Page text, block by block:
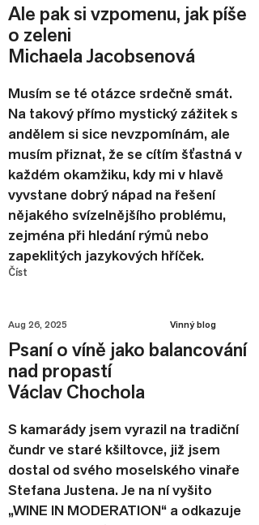
Ale pak si vzpomenu, jak píše
o zeleni
Michaela Jacobsenová
Musím se té otázce srdečně smát.
Na takový přímo mystický zážitek s
andělem si sice nevzpomínám, ale
musím přiznat, že se cítím šťastná v
každém okamžiku, kdy mi v hlavě
vyvstane dobrý nápad na řešení
nějakého svízelnějšího problému,
zejména při hledání rýmů nebo
zapeklitých jazykových hříček.
Číst
Aug 26, 2025 Vinný blog
Psaní o víně jako balancování
nad propastí
Václav Chochola
S kamarády jsem vyrazil na tradiční
čundr ve staré kšiltovce, již jsem
dostal od svého moselského vinaře
Stefana Justena. Je na ní vyšito
„WINE IN MODERATION“ a odkazuje